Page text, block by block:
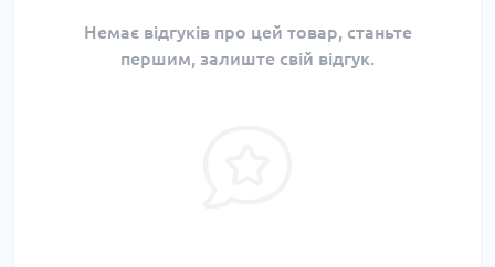
Немає відгуків про цей товар, станьте
першим, залиште свій відгук.